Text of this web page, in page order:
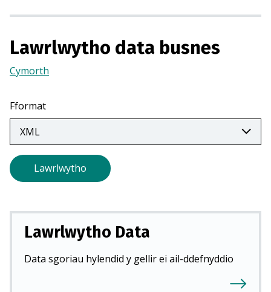
m
w
n
n
w
)
Lawrlwytho data busnes
Cymorth
tab
Fformat
Lawrlwytho
Lawrlwytho Data
Data sgoriau hylendid y gellir ei ail-ddefnyddio